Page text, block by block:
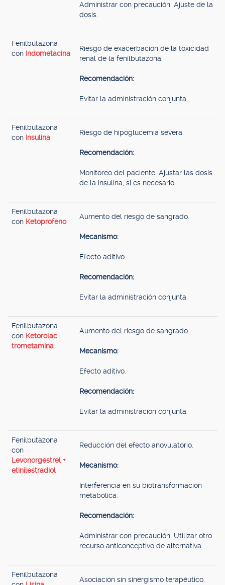
Administrar con precaución. Ajuste de la
dosis.
Fenilbutazona
con Indometacina
Riesgo de exacerbación de la toxicidad
renal de la fenilbutazona.
Recomendación:
Evitar la administración conjunta.
Fenilbutazona
con Insulina
Riesgo de hipoglucemia severa.
Recomendación:
Monitoreo del paciente. Ajustar las dosis
de la insulina, si es necesario.
Fenilbutazona
con Ketoprofeno
Aumento del riesgo de sangrado.
Mecanismo:
Efecto aditivo.
Recomendación:
Evitar la administración conjunta.
Fenilbutazona
con Ketorolac
trometamina
Aumento del riesgo de sangrado.
Mecanismo:
Efecto aditivo.
Recomendación:
Evitar la administración conjunta.
Fenilbutazona
con
Levonorgestrel +
etinilestradiol
Reducción del efecto anovulatorio.
Mecanismo:
Interferencia en su biotransformación
metabólica.
Recomendación:
Administrar con precaución. Utilizar otro
recurso anticonceptivo de alternativa.
Fenilbutazona
Asociación sin sinergismo terapéutico,